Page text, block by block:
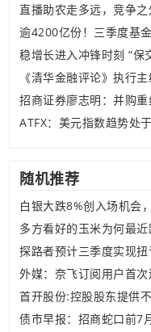
直播助农走多远，竞争
逾4200亿份！三季度基
稳增长进入冲锋时刻 “保
《清华金融评论》执行
招商证券廖志明：并购
ATFX：美元指数趋势处于
随机推荐
白银大跌8%创入场机会
外媒：奈飞订阅用户首
首开股份:控股股东提供